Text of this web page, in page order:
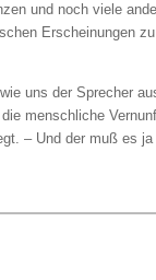
und noch viele
Erscheinungen
uns der Sprecher
menschliche
– Und der muß es